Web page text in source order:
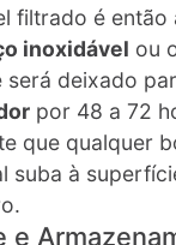
filtrado é então
inoxidável ou
será deixado
por 48 a 72
que qualquer
suba à
e